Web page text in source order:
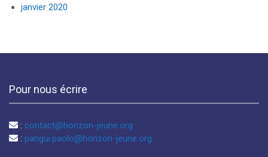
janvier 2020
Pour nous écrire
: contact@horizon-jeune.org
: pangui.paolo@horizon-jeune.org